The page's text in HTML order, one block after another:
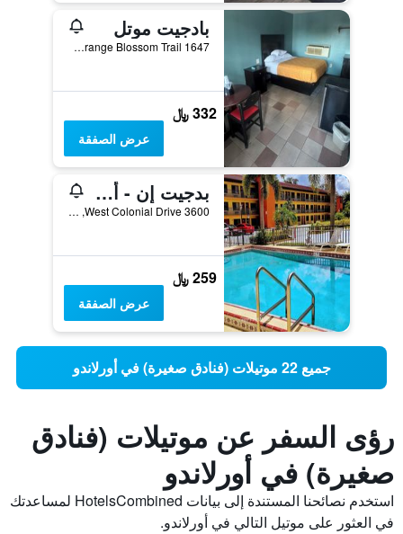
بادجيت موتل
1647 South Orange Blossom Trail, أورلاندو, FL, الولايات المتحدة الأميريكية
332 ﷼
عرض الصفقة
بدجيت إن - أورلاندو داون تاون
3600 West Colonial Drive, أورلاندو, FL, الولايات المتحدة الأميريكية
259 ﷼
عرض الصفقة
جميع 22 موتيلات (فنادق صغيرة) في أورلاندو
رؤى السفر عن موتيلات (فنادق
صغيرة) في أورلاندو
استخدم نصائحنا المستندة إلى بيانات HotelsCombined لمساعدتك
في العثور على موتيل التالي في أورلاندو.